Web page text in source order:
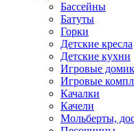
Бассейны
Батуты
Горки
Детские кресла
Детские кухни
Игровые
Игровые
Качалки
Качели
Мольберты,